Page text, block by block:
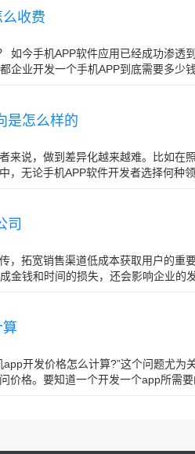
收费
如今手机APP软件应用已经成功渗透
企业开发一个手机APP到底需要多少钱
是怎么样的
来说，做到差异化越来越难。比如在
，无论手机APP软件开发者选择何种领
司
，拓宽销售渠道低成本获取用户的重
金钱和时间的损失，还会影响企业的发
开发价格怎么计算?”这个问题尤为
价格。要知道一个开发一个app所需要